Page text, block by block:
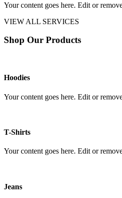
Your content goes here. Edit or
VIEW ALL SERVICES
Shop Our Products
Hoodies
Your content goes here. Edit or
T-Shirts
Your content goes here. Edit or
Jeans